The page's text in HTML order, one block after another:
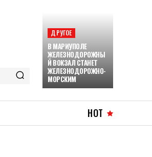
ДРУГОЕ
В МАРИУПОЛЕ
ЖЕЛЕЗНОДОРОЖНЫ
Й ВОКЗАЛ СТАНЕТ
ЖЕЛЕЗНОДОРОЖНО-
МОРСКИМ
HOT